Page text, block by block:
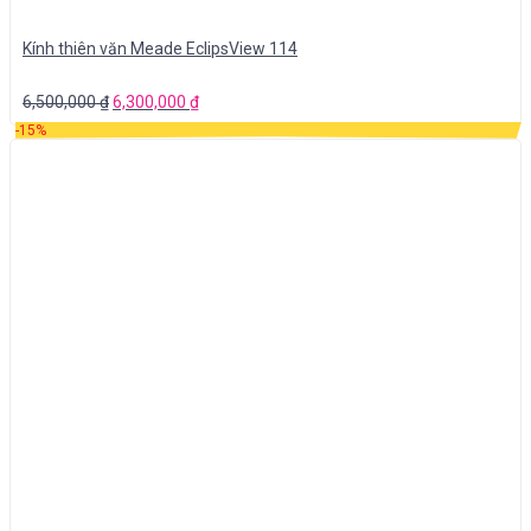
Kính thiên văn Meade EclipsView 114
6,500,000₫6,300,000 ₫
-15%